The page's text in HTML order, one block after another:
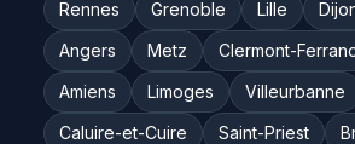
Rennes
Grenoble Lille
Angers
Metz Clermont-
Amiens
Limoges Villeurbanne
Caluire-et-Cuire
Saint-Priest